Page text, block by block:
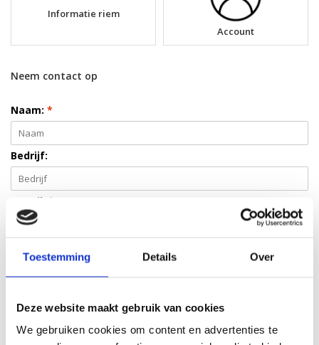
Toestemming Details Over
Deze website maakt gebruik van cookies
We gebruiken cookies om content en advertenties te
Informatie riem
Account
Neem contact op
Naam: *
Bedrijf:
E-mail: *
Bericht:*